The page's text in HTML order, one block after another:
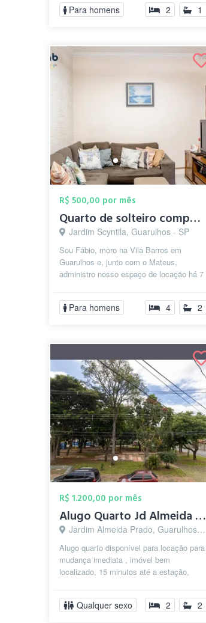
Para homens 2 1
R$ 500,00 por mês
Quarto de solteiro compartilhado, soment...
Jardim Scyntila, Guarulhos - SP
Sou Fábio, moro na Vila Barros em
Guarulhos e, junto com o Mateus,
administro nosso espaço de locação há 7
empres...
Para homens 4 2
R$ 1.200,00 por mês
Alugo Quarto Jd Almeida Prado Proximo ao...
Jardim Almeida Prado, Guarulhos - SP
Alugo quarto disponível para locação para
mudança imediata , imóvel bem
localizado, 15 minutos até a estação,
Qualquer sexo 2 2